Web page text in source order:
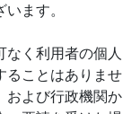
ます。
なく利用者の個人
ることはありませ
および行政機関か